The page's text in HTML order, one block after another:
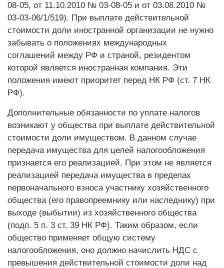
08-05, от 11.10.2010 № 03-08-05 и от 03.08.2010 №
03-03-06/1/519). При выплате действительной
стоимости доли иностранной организации не нужно
забывать о положениях международных
соглашений между РФ и страной, резидентом
которой является иностранная компания. Эти
положения имеют приоритет перед НК РФ (ст. 7 НК
РФ).
Дополнительные обязанности по уплате налогов
возникают у общества при выплате действительной
стоимости доли имуществом. В данном случае
передача имущества для целей налогообложения
признается его реализацией. При этом не является
реализацией передача имущества в пределах
первоначального взноса участнику хозяйственного
общества (его правопреемнику или наследнику) при
выходе (выбытии) из хозяйственного общества
(подп. 5 п. 3 ст. 39 НК РФ). Таким образом, если
общество применяет общую систему
налогообложения, оно должно начислить НДС с
превышения действительной стоимости доли над